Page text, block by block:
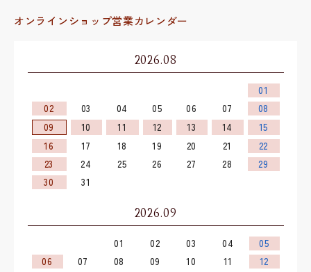
オンラインショップ営業カレンダー
2026.08
01
02
03 04 05 06 07
08
09
10 11 12 13 14
15
16
17 18 19 20 21
22
23
24 25 26 27 28
29
30
31
2026.09
01 02 03 04
05
06
07 08 09 10 11
12